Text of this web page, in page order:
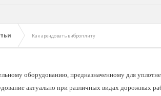
Как арендовать виброплиту
оборудованию, предназначенному для
актуально при различных видах дорожных